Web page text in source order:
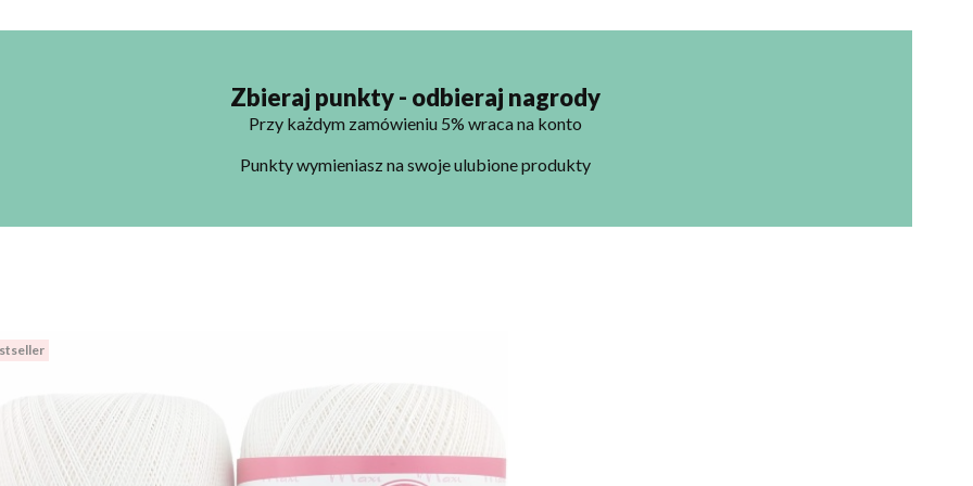
Zbieraj punkty - odbieraj nagrody
Przy każdym zamówieniu 5% wraca na konto
Punkty wymieniasz na swoje ulubione produkty